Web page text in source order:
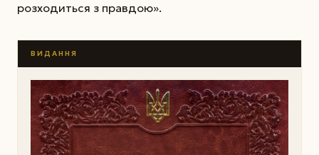
розходиться з правдою».
ВИДАННЯ